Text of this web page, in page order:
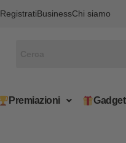
RegistratiBusinessChi siamo
Premiazioni